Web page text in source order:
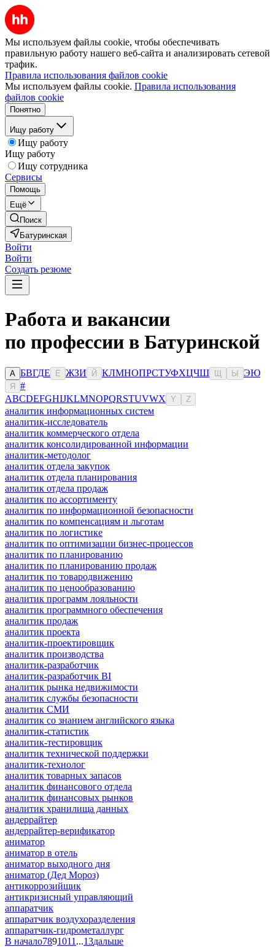
Мы используем файлы cookie, чтобы обеспечивать
правильную работу нашего веб-сайта и анализировать сетевой
трафик.
Правила использования файлов cookie
Мы используем файлы cookie. Правила использования
файлов cookie
Понятно
Ищу работу
Ищу работу
Ищу работу
Ищу сотрудника
Сервисы
Помощь
Ещё
Поиск
Батуринская
Войти
Войти
Создать резюме
Работа и вакансии
по профессии в Батуринской
А БВГДЕ Ё ЖЗИ Й КЛМНОПРСТУФХЦЧШ Ы ЭЮ
Я
#
ABCDEFGHIJKLMNOPQRSTUVWX Y Z
аналитик информационных систем
аналитик-исследователь
аналитик коммерческого отдела
аналитик консолидированной информации
аналитик-методолог
аналитик отдела закупок
аналитик отдела планирования
аналитик отдела продаж
аналитик по ассортименту
аналитик по информационной безопасности
аналитик по компенсациям и льготам
аналитик по логистике
аналитик по оптимизации бизнес-процессов
аналитик по планированию
аналитик по планированию продаж
аналитик по товародвижению
аналитик по ценообразованию
аналитик программ лояльности
аналитик программного обеспечения
аналитик продаж
аналитик проекта
аналитик-проектировщик
аналитик производства
аналитик-разработчик
аналитик-разработчик BI
аналитик рынка недвижимости
аналитик службы безопасности
аналитик СМИ
аналитик со знанием английского языка
аналитик-статистик
аналитик-тестировщик
аналитик технической поддержки
аналитик-технолог
аналитик товарных запасов
аналитик финансового отдела
аналитик финансовых рынков
аналитик хранилища данных
андеррайтер
андеррайтер-верификатор
аниматор
аниматор в отель
аниматор выходного дня
аниматор (Дед Мороз)
антикоррозийщик
антикризисный управляющий
аппаратчик
аппаратчик воздухоразделения
аппаратчик-гидрометаллург
В начало7891011 ...13дальше